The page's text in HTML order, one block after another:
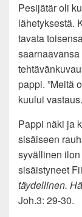
Pesijätär oli
lähetyksestä.
tavata
pappi. ”Meitä
kuului vastaus.
Pappi näki ja
sisäiseen
syvällinen
sisäistyneet
täydellinen.
Joh.3: 29-30.